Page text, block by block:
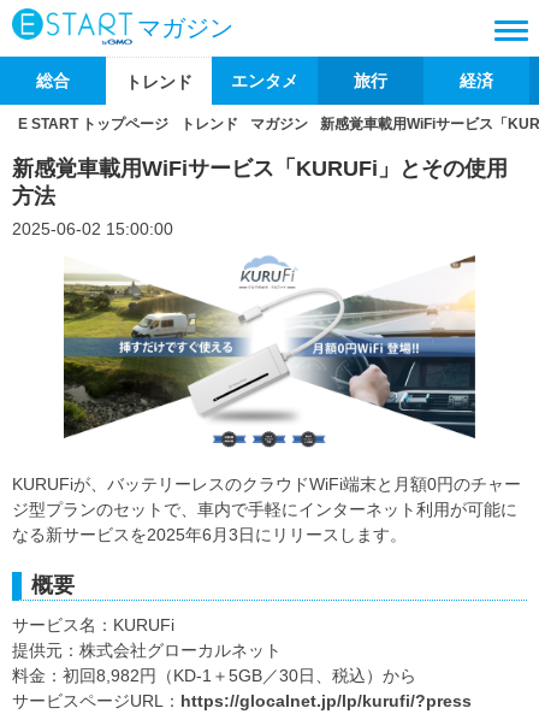
マガジン
総合 トレンド エンタメ 旅行 経済
E START トップページ トレンド マガジン 新感覚車載用WiFiサービス「
新感覚車載用WiFiサービス「KURUFi」とその使用
方法
2025-06-02 15:00:00
KURUFiが、バッテリーレスのクラウドWiFi端末と月額0円のチャー
ジ型プランのセットで、車内で手軽にインターネット利用が可能に
なる新サービスを2025年6月3日にリリースします。
概要
サービス名：KURUFi
提供元：株式会社グローカルネット
料金：初回8,982円（KD-1＋5GB／30日、税込）から
サービスページURL： https://glocalnet.jp/lp/kurufi/?press